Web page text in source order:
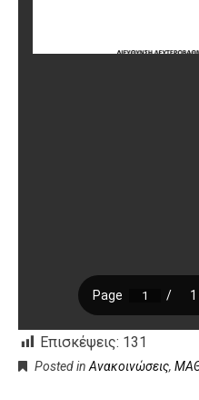
Επισκέψεις: 131
Posted in Ανακοινώσεις,